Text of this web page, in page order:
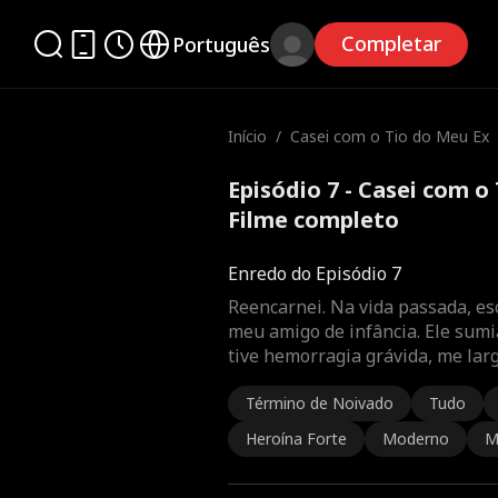
Português Completar
Início / Casei com o Tio do Meu Ex
Episódio 7 - Casei com
Filme completo
Enredo do Episódio 7
Reencarnei. Na vida passada,
meu amigo de infância. Ele
tive hemorragia grávida, me
Término de Noivado
Tudo
Heroína Forte
Moderno